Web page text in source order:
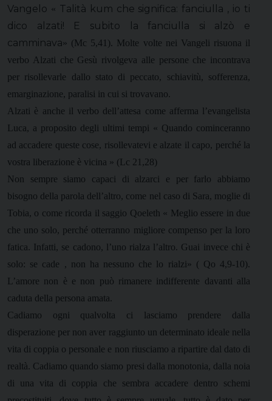
Vangelo « Talità kum che significa: fanciulla , io ti
dico alzati! E subito la fanciulla si alzò e
camminava» (Mc 5,41). Molte volte nei Vangeli risuona il
verbo Alzati che Gesù rivolgeva alle persone che incontrava
per risollevarle dallo stato di peccato, schiavitù, sofferenza,
emarginazione, paralisi in cui si trovavano.
Alzati è anche il verbo dell’attesa come afferma l’evangelista
Luca, a proposito degli ultimi tempi « Quando cominceranno
ad accadere queste cose, risollevatevi e alzate il capo, perché la
vostra liberazione è vicina » (Lc 21,28)
Non sempre siamo capaci di alzarci e per farlo abbiamo
bisogno della parola dell’altro, come nel caso di Sara, moglie di
Tobia, o come ricorda il saggio Qoeleth « Meglio essere in due
che uno solo, perché otterranno migliore compenso per la loro
fatica. Infatti, se cadono, l’uno rialza l’altro. Guai invece chi è
solo: se cade , non ha nessuno che lo rialzi» ( Qo 4,9-10).
L’amore non è e non può rimanere indifferente davanti alla
caduta della persona amata.
Cadiamo ogni qualvolta ci lasciamo prendere dalla
disperazione per non aver raggiunto un determinato ideale nella
vita di coppia o personale e non riusciamo a ripartire dal dato di
realtà. Cadiamo quando siamo presi dalla monotonia, dalla noia
di una vita di coppia che sembra accadere dentro schemi